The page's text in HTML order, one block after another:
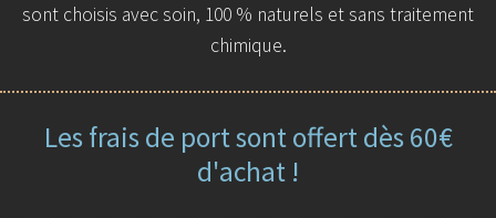
sont choisis avec soin, 100 % naturels et sans traitement
chimique.
Les frais de port sont offert dès 60€
d'achat !